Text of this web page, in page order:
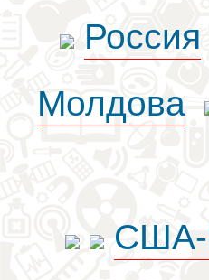
Россия
Молдова
США-